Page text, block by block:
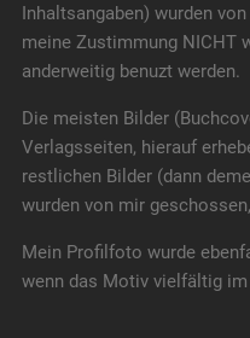
Inhaltsangaben) wurden
meine Zustimmung NICHT
anderweitig benuzt werden.
Die meisten Bilder
Verlagsseiten, hierauf
restlichen Bilder (dann
wurden von mir
Mein Profilfoto wurde
wenn das Motiv vielfältig